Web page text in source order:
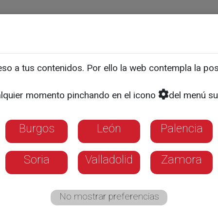
toma las riendas
de Castilla y
sustituye a Isidoro Alanís al
el 14% del PIB autonómico
a tus contenidos. Por ello la web contempla la
momento pinchando en el icono del menú
Burgos León Palencia
Soria Valladolid Zamora
No mostrar preferencias